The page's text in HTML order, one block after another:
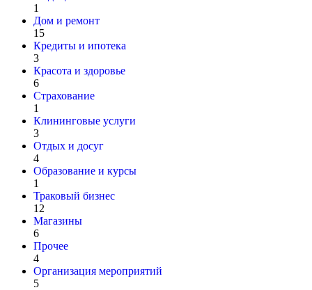
1
Дом и ремонт
15
Кредиты и ипотека
3
Красота и здоровье
6
Страхование
1
Клининговые услуги
3
Отдых и досуг
4
Образование и курсы
1
Траковый бизнес
12
Магазины
6
Прочее
4
Организация мероприятий
5